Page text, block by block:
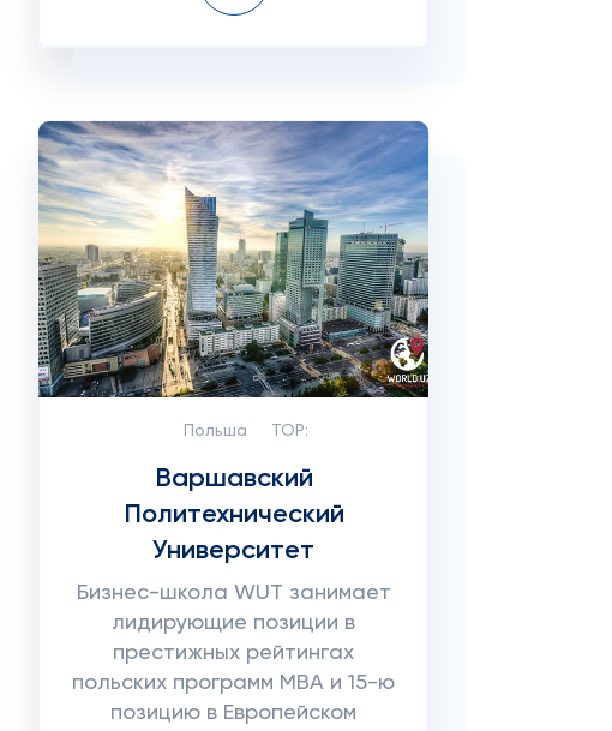
Польша TOP:
Варшавский
Политехнический
Университет
Бизнес-школа WUT занимает
лидирующие позиции в
престижных рейтингах
польских программ MBA и 15-ю
позицию в Европейском